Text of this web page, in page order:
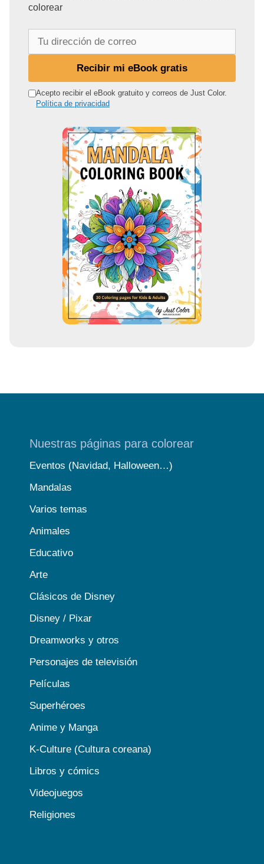
colorear
r
Recibir mi eBook gratis
Acepto recibir el eBook gratuito y correos de Just Color.
Política de privacidad
Nuestras páginas para colorear
Eventos (Navidad, Halloween…)
Mandalas
Varios temas
Animales
Educativo
Arte
Clásicos de Disney
Disney / Pixar
Dreamworks y otros
Personajes de televisión
Películas
Superhéroes
Anime y Manga
K-Culture (Cultura coreana)
Libros y cómics
Videojuegos
Religiones